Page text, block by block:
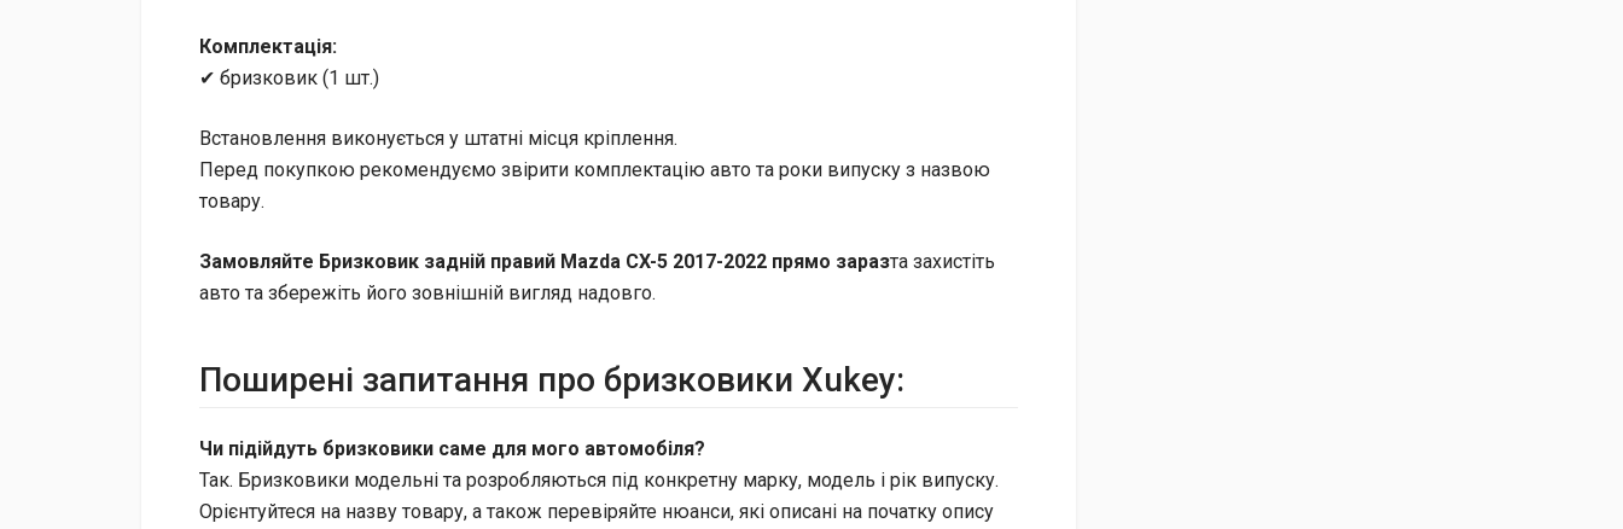
Комплектація:
✔ бризковик (1 шт.)
Встановлення виконується у штатні місця кріплення.
Перед покупкою рекомендуємо звірити комплектацію авто та роки випуску з назвою
товару.
Замовляйте Бризковик задній правий Mazda CX-5 2017-2022 прямо заразта захистіть
авто та збережіть його зовнішній вигляд надовго.
Поширені запитання про бризковики Xukey:
Чи підійдуть бризковики саме для мого автомобіля?
Так. Бризковики модельні та розробляються під конкретну марку, модель і рік випуску.
Орієнтуйтеся на назву товару, а також перевіряйте нюанси, які описані на початку опису